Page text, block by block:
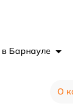
в Барнауле
О